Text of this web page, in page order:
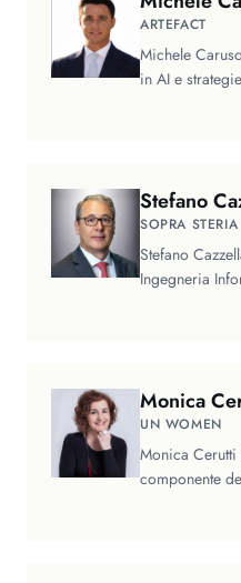
ARTEFACT
Michele
in AI e
Stefano
SOPRA STERIA
Stefano
Ingegneria
Monica
UN WOMEN
Monica
componente